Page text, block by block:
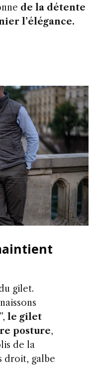
de la détente
l’élégance.
gilet.
le gilet
posture,
de la
droit, galbe